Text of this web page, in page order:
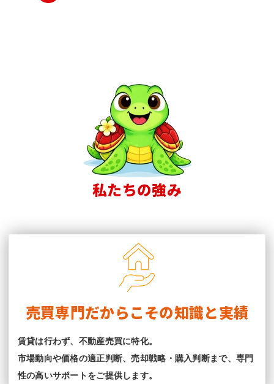
私たちの強み
売買専門だからこその知識と実績
賃貸は行わず、不動産売買に特化。
市場動向や価格の適正判断、売却戦略・購入判断まで、専門
性の高いサポートをご提供します。